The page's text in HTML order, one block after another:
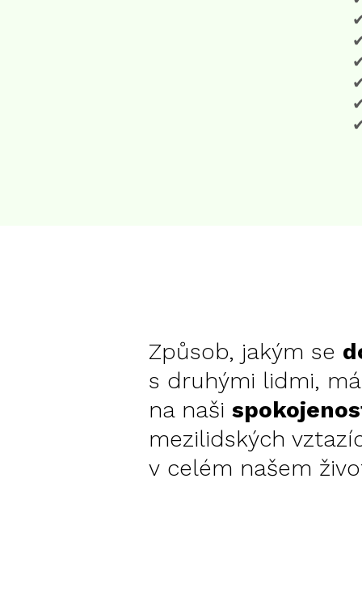
Způsob, jakým se
s druhými lidmi,
na naši
mezilidských
v celém našem